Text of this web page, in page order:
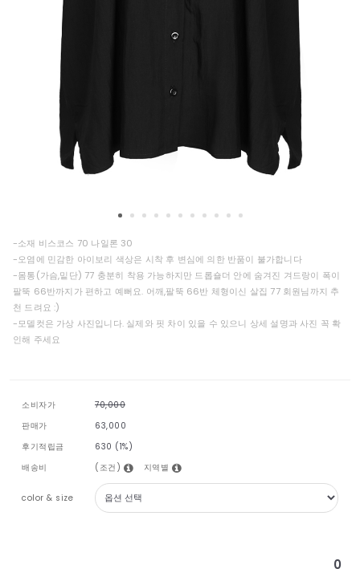
-소재 비스코스 70 나일론 30
-오염에 민감한 아이보리 색상은 시착 후 변심에 의한 반품이 불가합니다
-몸통(가슴,밑단) 77 충분히 착용 가능하지만 드롭숄더 안에 숨겨진 겨드랑이 폭이
팔뚝 66반까지가 편하고 예뻐요. 어깨,팔뚝 66반 체형이신 살집 77 회원님까지 추
천 드려요 :)
-모델컷은 가상 사진입니다. 실제와 핏 차이 있을 수 있으니 상세 설명과 사진 꼭 확
인해 주세요
소비자가
70,000
판매가
63,000
후기적립금
630 (1%)
배송비
(조건) 지역별
color & size
0